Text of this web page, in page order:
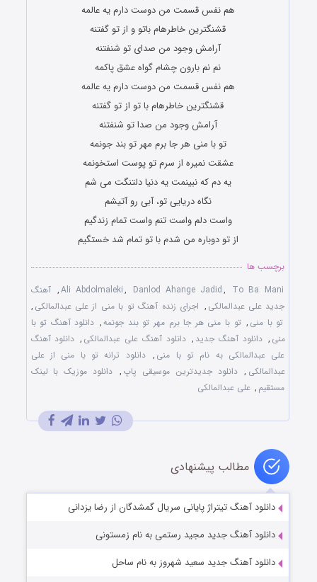
هم نفس قسمت من دوست دارم یه عالمه
قشنگترین خاطرهام باتو و از تو گفتنه
آرامش وجود من صدای تو شنفتنه
نم نم بارون چشام گواه عشق پاکمه
هم نفس قسمت من دوست دارم یه عالمه
قشنگترین خاطرهام با تو از تو گفتنه
آرامش وجود من صدا تو شنفتنه
تو با منی هر جا برم مهر تو بند جونمه
عشقت نمیره از سرم تو پوست استخونمه
یه دم که نبینمت یه دنیا دلتنگت می شم
نگاه دریایی تو، آبی رو آتیشم
واست دلم واست تنم واست تمام زندگیم
از تو دوباره من شدم با تو تمام شد خستگیم
برچسب ها
Ali Abdolmaleki, Danlod Ahange Jadid, To Ba Mani
, آهنگ
جدید علی عبدالمالکی , اجرای زنده آهنگ تو با منی از علی عبدالمالکی ,
تو با منی , تو با منی هر جا برم مهر تو بند جونمه, دانلود آهنگ تو با
منی , دانلود آهنگ جدید , دانلود آهنگ علی عبدالمالکی , دانلود آهنگ
علی عبدالمالکی به نام تو با منی , دانلود ترانه تو با منی از علی
عبدالمالکی , دانلود جدیدترین موسیقی پاپ , دانلود موزیک با لینک
مستقیم , علی عبدالمالکی
مطالب پیشنهادی
دانلود آهنگ تیتراژ پایانی سریال گمشدگان از رضا یزدانی
دانلود آهنگ جدید مجید رستمی به نام زمستونی
دانلود آهنگ جدید سعید شهروز به نام ساحل